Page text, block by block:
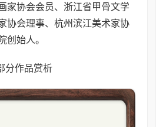
家协会会员、浙江省甲骨文学
协会理事、杭州滨江美术家协
创始人。
分作品赏析